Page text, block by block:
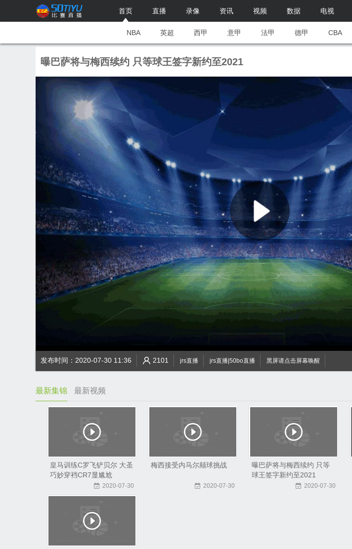
首页 直播 录像 资讯 视频 数据 电视
NBA 英超 西甲 意甲 法甲 德甲 CBA
曝巴萨将与梅西续约 只等球王签字新约至2021
发布时间：2020-07-30 11:36 2101 jrs直播 jrs直播|50bo直播 黑屏请点击屏幕唤醒
最新集锦 最新视频
皇马训练C罗飞铲贝尔 大圣
巧妙穿裆CR7显尴尬
2020-07-30
梅西接受内马尔颠球挑战
2020-07-30
曝巴萨将与梅西续约 只等
球王签字新约至2021
2020-07-30